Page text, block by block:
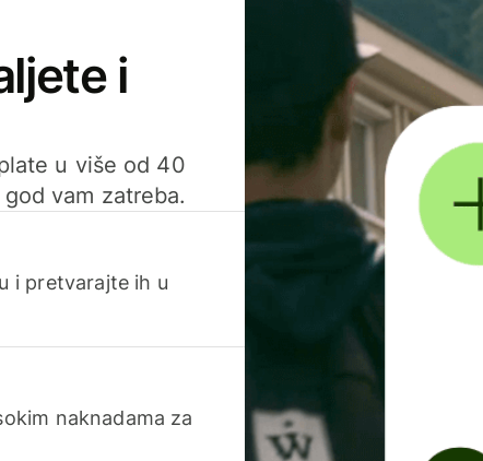
i
u više od 40
vam zatreba.
i pretvarajte ih u
naknadama za